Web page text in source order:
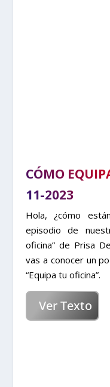
CÓMO
11-2023
Hola, ¿cómo
episodio de
oficina” de Prisa
vas a conocer un
“Equipa tu oficina”.
Ver Texto